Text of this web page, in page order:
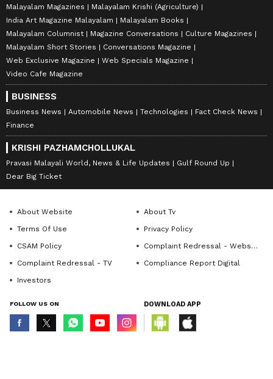
Malayalam Magazines
Malayalam Krishi (Agriculture)
India Art Magazine Malayalam
Malayalam Books
Malayalam Columnist
Magazine Conversations
Culture Magazines
Malayalam Short Stories
Conversations Magazine
Web Exclusive Magazine
Web Specials Magazine
Video Cafe Magazine
BUSINESS
Business News Automobile News Technologies
Fact Check News
Finance
KRISHI PAZHAMCHOLLUKAL
Pravasi Malayali World, News & Life Updates
Gulf Round Up
Dear Big Ticket
About Website
About Tv
Terms Of Use
Privacy Policy
CSAM Policy
Complaint Redressal - Website
Complaint Redressal - TV
Compliance Report Digital
Investors
FOLLOW US ON DOWNLOAD APP